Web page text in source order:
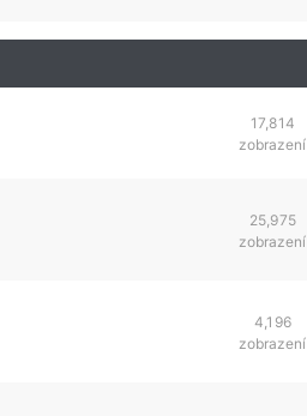
17,814
zobrazení
25,975
zobrazení
4,196
zobrazení